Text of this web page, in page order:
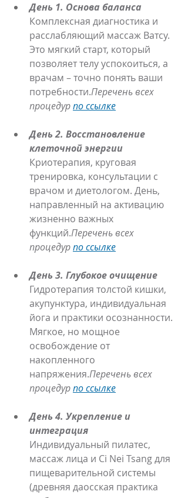
День 1. Основа баланса
Комплексная диагностика и
расслабляющий массаж Ватсу.
Это мягкий старт, который
позволяет телу успокоиться, а
врачам – точно понять ваши
потребности.Перечень всех
процедур по ссылке
День 2. Восстановление
клеточной энергии
Криотерапия, круговая
тренировка, консультации с
врачом и диетологом. День,
направленный на активацию
жизненно важных
функций.Перечень всех
процедур по ссылке
День 3. Глубокое очищение
Гидротерапия толстой кишки,
акупунктура, индивидуальная
йога и практики осознанности.
Мягкое, но мощное
освобождение от
накопленного
напряжения.Перечень всех
процедур по ссылке
День 4. Укрепление и
интеграция
Индивидуальный пилатес,
массаж лица и Ci Nei Tsang для
пищеварительной системы
(древняя даосская практика